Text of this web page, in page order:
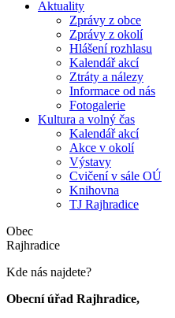
Aktuality
Zprávy z obce
Zprávy z okolí
Hlášení rozhlasu
Kalendář akcí
Ztráty a nálezy
Informace od nás
Fotogalerie
Kultura a volný čas
Kalendář akcí
Akce v okolí
Výstavy
Cvičení v sále OÚ
Knihovna
TJ Rajhradice
Obec
Rajhradice
Kde nás najdete?
Obecní úřad Rajhradice,